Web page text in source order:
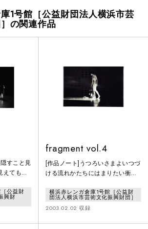
1号館［公益財団法人横浜市芸
の関連作品
すこと見
えても見
して生
公益財
興財
fragment vol.4
[作品ノート]うつろいさまよいつづ
ける流れかたちにはまりたい衝動
ざまでおどる
横浜赤レンガ倉庫1号館［公益財
団法人横浜市芸術文化振興財団］
2003.02.02 収録